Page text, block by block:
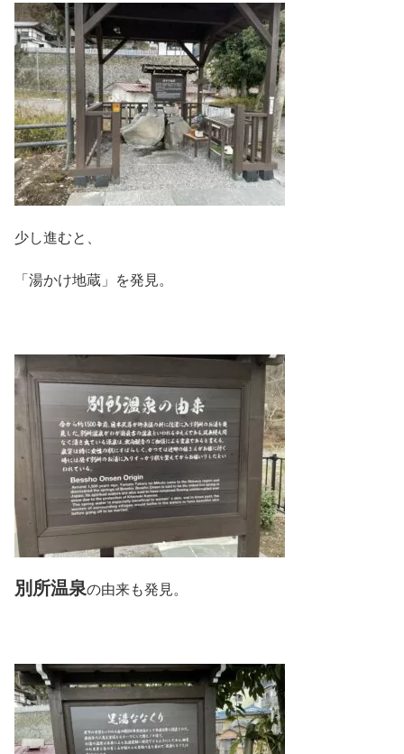
少し進むと、
「湯かけ地蔵」を発見。
別所温泉の由来も発見。